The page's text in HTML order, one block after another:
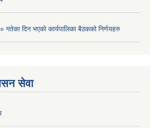
दिन भएकाे कार्यपालिका बैठकको निर्णयहरु
सेवा